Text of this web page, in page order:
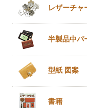
レザーチャ
半製品中パ
型紙 図案
書籍